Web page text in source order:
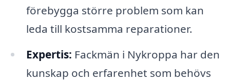
förebygga större problem som kan
leda till kostsamma reparationer.
Expertis: Fackmän i Nykroppa har den
kunskap och erfarenhet som behövs